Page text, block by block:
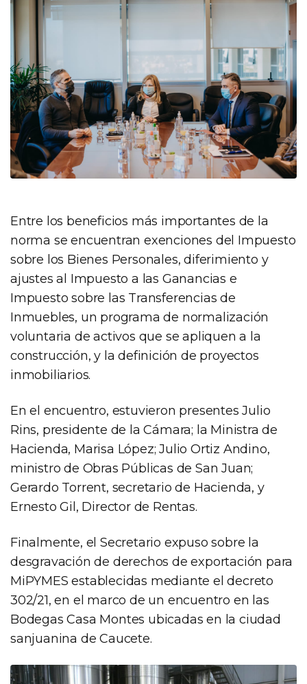
Entre los beneficios más importantes de la
norma se encuentran exenciones del Impuesto
sobre los Bienes Personales, diferimiento y
ajustes al Impuesto a las Ganancias e
Impuesto sobre las Transferencias de
Inmuebles, un programa de normalización
voluntaria de activos que se apliquen a la
construcción, y la definición de proyectos
inmobiliarios.
En el encuentro, estuvieron presentes Julio
Rins, presidente de la Cámara; la Ministra de
Hacienda, Marisa López; Julio Ortiz Andino,
ministro de Obras Públicas de San Juan;
Gerardo Torrent, secretario de Hacienda, y
Ernesto Gil, Director de Rentas.
Finalmente, el Secretario expuso sobre la
desgravación de derechos de exportación para
MiPYMES establecidas mediante el decreto
302/21, en el marco de un encuentro en las
Bodegas Casa Montes ubicadas en la ciudad
sanjuanina de Caucete.